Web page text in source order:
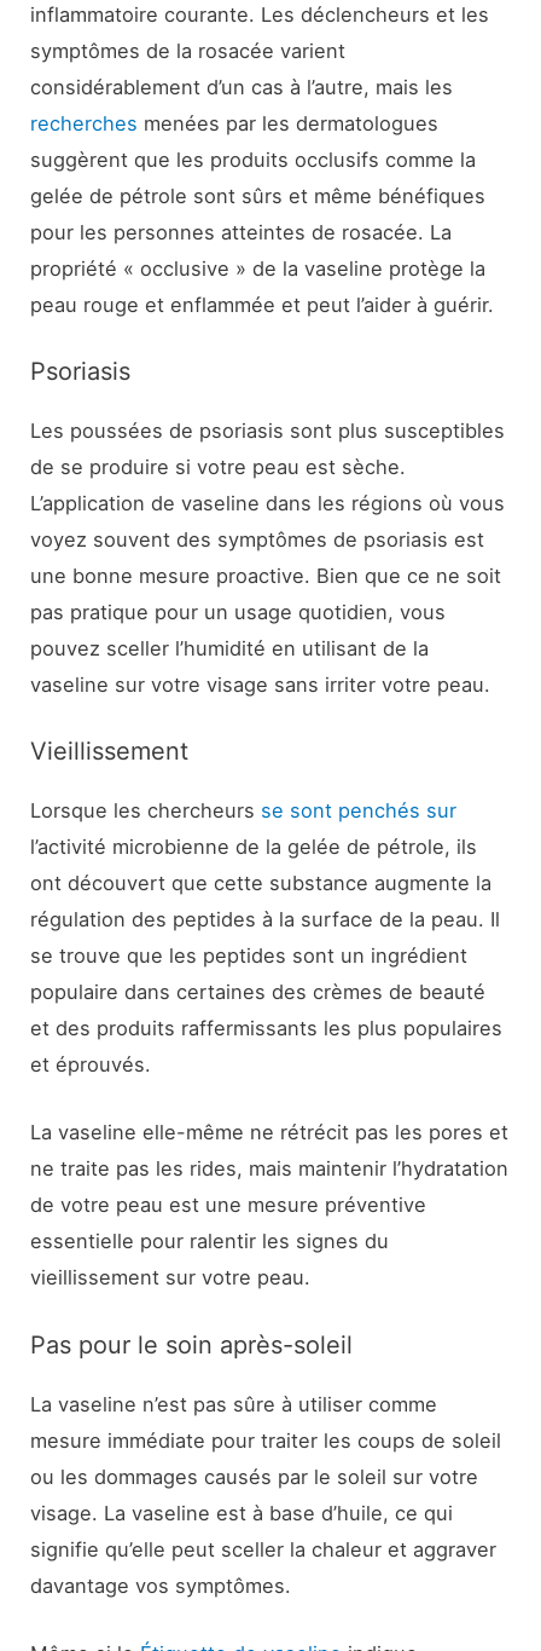
inflammatoire courante. Les déclencheurs et les
symptômes de la rosacée varient
considérablement d’un cas à l’autre, mais les
recherches menées par les dermatologues
suggèrent que les produits occlusifs comme la
gelée de pétrole sont sûrs et même bénéfiques
pour les personnes atteintes de rosacée. La
propriété « occlusive » de la vaseline protège la
peau rouge et enflammée et peut l’aider à guérir.
Psoriasis
Les poussées de psoriasis sont plus susceptibles
de se produire si votre peau est sèche.
L’application de vaseline dans les régions où vous
voyez souvent des symptômes de psoriasis est
une bonne mesure proactive. Bien que ce ne soit
pas pratique pour un usage quotidien, vous
pouvez sceller l’humidité en utilisant de la
vaseline sur votre visage sans irriter votre peau.
Vieillissement
Lorsque les chercheurs se sont penchés sur
l’activité microbienne de la gelée de pétrole, ils
ont découvert que cette substance augmente la
régulation des peptides à la surface de la peau. Il
se trouve que les peptides sont un ingrédient
populaire dans certaines des crèmes de beauté
et des produits raffermissants les plus populaires
et éprouvés.
La vaseline elle-même ne rétrécit pas les pores et
ne traite pas les rides, mais maintenir l’hydratation
de votre peau est une mesure préventive
essentielle pour ralentir les signes du
vieillissement sur votre peau.
Pas pour le soin après-soleil
La vaseline n’est pas sûre à utiliser comme
mesure immédiate pour traiter les coups de soleil
ou les dommages causés par le soleil sur votre
visage. La vaseline est à base d’huile, ce qui
signifie qu’elle peut sceller la chaleur et aggraver
davantage vos symptômes.